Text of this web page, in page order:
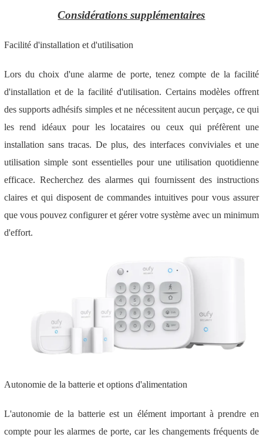
Considérations supplémentaires
Facilité d'installation et d'utilisation
Lors du choix d'une alarme de porte, tenez compte de la facilité
d'installation et de la facilité d'utilisation. Certains modèles offrent
des supports adhésifs simples et ne nécessitent aucun perçage, ce qui
les rend idéaux pour les locataires ou ceux qui préfèrent une
installation sans tracas. De plus, des interfaces conviviales et une
utilisation simple sont essentielles pour une utilisation quotidienne
efficace. Recherchez des alarmes qui fournissent des instructions
claires et qui disposent de commandes intuitives pour vous assurer
que vous pouvez configurer et gérer votre système avec un minimum
d'effort.
Autonomie de la batterie et options d'alimentation
L'autonomie de la batterie est un élément important à prendre en
compte pour les alarmes de porte, car les changements fréquents de